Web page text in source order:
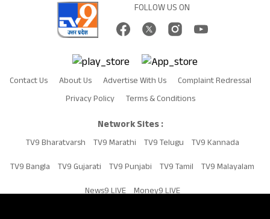
FOLLOW US ON
Contact Us About Us Advertise With Us
Complaint Redressal
Privacy Policy
Terms & Conditions
Network Sites :
TV9 Bharatvarsh TV9 Marathi TV9 Telugu TV9 Kannada
TV9 Bangla TV9 Gujarati TV9 Punjabi TV9 Tamil TV9 Malayalam
News9 LIVE Money9 LIVE